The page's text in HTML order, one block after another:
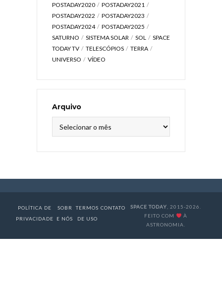
POSTADAY2020
POSTADAY2021
POSTADAY2022
POSTADAY2023
POSTADAY2024
POSTADAY2025
SATURNO
SISTEMA SOLAR SOL
SPACE
TODAY TV
TELESCÓPIOS
TERRA
UNIVERSO
VÍDEO
Arquivo
POLÍTICA DE
PRIVACIDADE
SOBR
E NÓS
TERMOS
DE USO
CONTATO SPACE TODAY , 2015-2026.
FEITO COM
À
ASTRONOMIA.